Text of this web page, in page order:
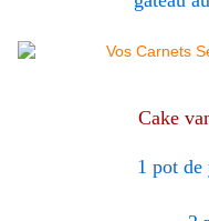
Cake
1 pot